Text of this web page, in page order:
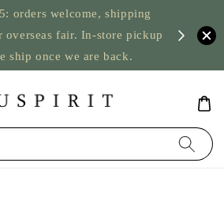
orders welcome, shipping
overseas fair. In-store pickup
ship once we are back.
US